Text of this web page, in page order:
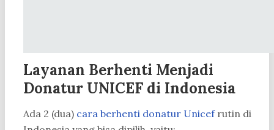
Layanan Berhenti Menjadi
Donatur UNICEF di Indonesia
Ada 2 (dua) cara berhenti donatur Unicefrutin di